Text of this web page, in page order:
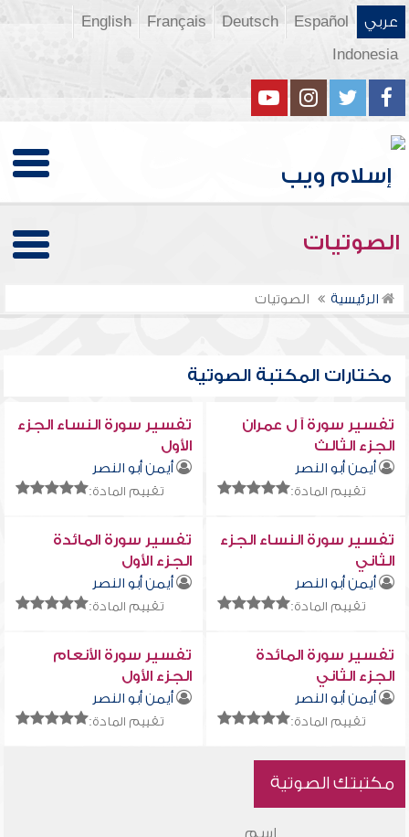
عربي Español
Deutsch
Français
English
Indonesia
الصوتيات
الرئيسية الصوتيات
مختارات المكتبة الصوتية
تفسير سورة آ ل عمران
الجزء الثالث
أيمن أبو النصر
تقييم المادة:
تفسير سورة النساء الجزء
الأول
أيمن أبو النصر
تقييم المادة:
تفسير سورة النساء الجزء
الثاني
أيمن أبو النصر
تقييم المادة:
تفسير سورة المائدة
الجزء الأول
أيمن أبو النصر
تقييم المادة:
تفسير سورة المائدة
الجزء الثاني
أيمن أبو النصر
تقييم المادة:
تفسير سورة الأنعام
الجزء الأول
أيمن أبو النصر
تقييم المادة:
مكتبتك الصوتية
اسم